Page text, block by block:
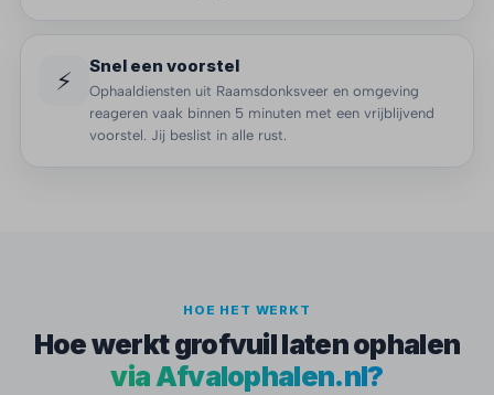
⚡ Snel een voorstel
Ophaaldiensten uit Raamsdonksveer en omgeving
reageren vaak binnen 5 minuten met een vrijblijvend
voorstel. Jij beslist in alle rust.
HOE HET WERKT
Hoe werkt grofvuil laten ophalen
via Afvalophalen.nl?